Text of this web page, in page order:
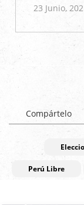
23 Junio,
Compártelo
Perú Libre